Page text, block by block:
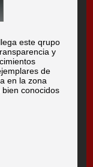
este qrupo
y
de
en la zona
conocidos